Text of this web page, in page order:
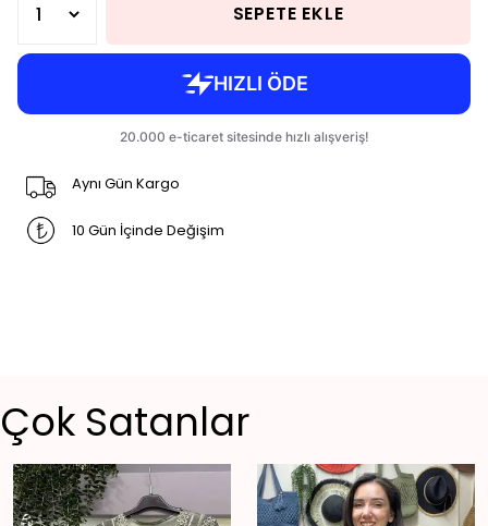
SEPETE EKLE
Aynı Gün Kargo
10 Gün İçinde Değişim
Çok Satanlar